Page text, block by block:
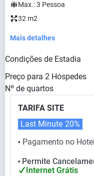
Max.:3 Pessoa
32 m2
Mais detalhes
Condições de Estadia
Preço para 2 Hóspedes
Nº de quartos
TARIFA SITE
⬤ Pagamento no Hotel
Last Minute 20%
⬤ Permite
Internet Grátis